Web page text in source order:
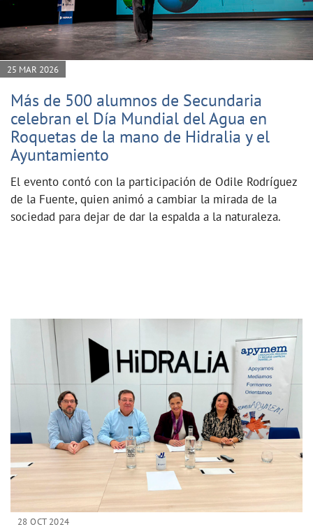
25 MAR 2026
Más de 500 alumnos de Secundaria
celebran el Día Mundial del Agua en
Roquetas de la mano de Hidralia y el
Ayuntamiento
El evento contó con la participación de Odile Rodríguez
de la Fuente, quien animó a cambiar la mirada de la
sociedad para dejar de dar la espalda a la naturaleza.
28 OCT 2024